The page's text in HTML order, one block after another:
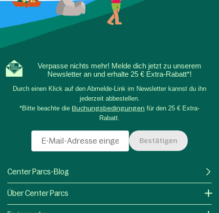
Verpasse nichts mehr! Melde dich jetzt zu unserem
Newsletter an und erhalte 25 € Extra-Rabatt*!
Durch einen Klick auf den Abmelde-Link im Newsletter kannst du ihn
jederzeit abbestellen.
*Bitte beachte die Buchungsbedingungen für den 25 € Extra-
Rabatt.
Bestätigen
Center Parcs-Blog
Über Center Parcs